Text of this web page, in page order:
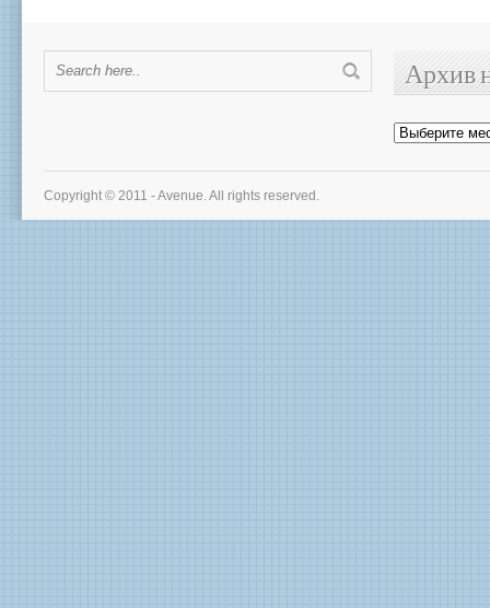
Архив
Архив
новостей
Copyright © 2011 - Avenue. All rights reserved.